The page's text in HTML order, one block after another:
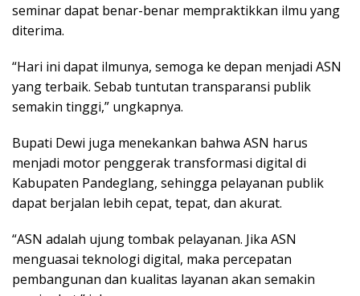
seminar dapat benar-benar mempraktikkan ilmu yang
diterima.
“Hari ini dapat ilmunya, semoga ke depan menjadi ASN
yang terbaik. Sebab tuntutan transparansi publik
semakin tinggi,” ungkapnya.
Bupati Dewi juga menekankan bahwa ASN harus
menjadi motor penggerak transformasi digital di
Kabupaten Pandeglang, sehingga pelayanan publik
dapat berjalan lebih cepat, tepat, dan akurat.
“ASN adalah ujung tombak pelayanan. Jika ASN
menguasai teknologi digital, maka percepatan
pembangunan dan kualitas layanan akan semakin